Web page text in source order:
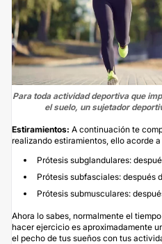
Para toda actividad deportiva que
el suelo, un sujetador
Estiramientos: A continuación te
realizando estiramientos, ello acorde
Prótesis subglandulares:
Prótesis subfasciales: después
Prótesis submusculares:
Ahora lo sabes, normalmente el
hacer ejercicio es aproximadamente
el pecho de tus sueños con tus